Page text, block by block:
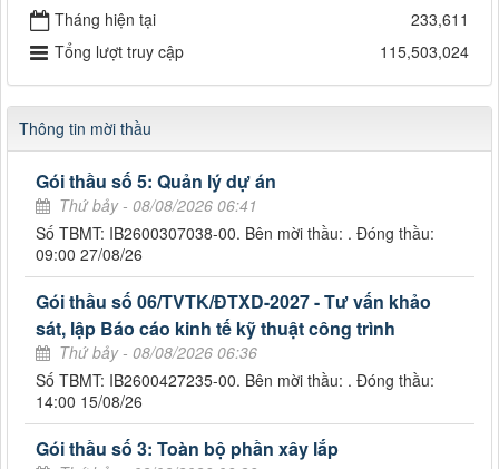
Tháng hiện tại
233,611
Tổng lượt truy cập
115,503,024
Thông tin mời thầu
Gói thầu số 5: Quản lý dự án
Thứ bảy - 08/08/2026 06:41
Số TBMT: IB2600307038-00. Bên mời thầu: . Đóng thầu:
09:00 27/08/26
Gói thầu số 06/TVTK/ĐTXD-2027 - Tư vấn khảo
sát, lập Báo cáo kinh tế kỹ thuật công trình
Thứ bảy - 08/08/2026 06:36
Số TBMT: IB2600427235-00. Bên mời thầu: . Đóng thầu:
14:00 15/08/26
Gói thầu số 3: Toàn bộ phần xây lắp